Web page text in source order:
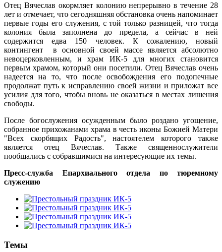
Отец Вячеслав окормляет колонию непрерывно в течение 28
лет и отмечает, что сегодняшняя обстановка очень напоминает
первые годы его служения, с той только разницей, что тогда
колония была заполнена до предела, а сейчас в ней
содержится едва 150 человек. К сожалению, новый
контингент в основной своей массе является абсолютно
невоцерковленным, и храм ИК-5 для многих становится
первым храмом, который они посетили. Отец Вячеслав очень
надеется на то, что после освобождения его подопечные
продолжат путь к исправлению своей жизни и приложат все
усилия для того, чтобы вновь не оказаться в местах лишения
свободы.
После богослужения осужденным было роздано угощение,
собранное прихожанами храма в честь иконы Божией Матери
"Всех скорбящих Радость", настоятелем которого также
является отец Вячеслав. Также священнослужители
пообщались с собравшимися на интересующие их темы.
Пресс-служба Епархиального отдела по тюремному
служению
Темы